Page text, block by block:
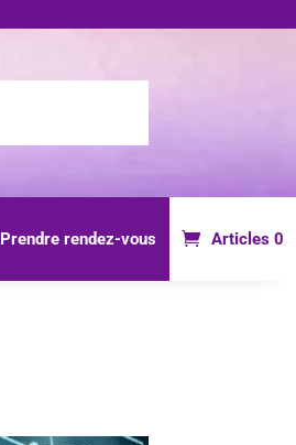
Prendre rendez-vous Articles 0